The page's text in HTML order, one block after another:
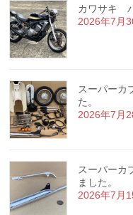
カワサキ
2026年7月
スーパーカ
た。
2026年7月
スーパーカ
ました。
2026年7月